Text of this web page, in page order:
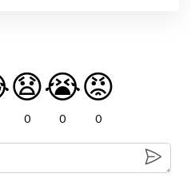
😧
0
😭
0
😡
0